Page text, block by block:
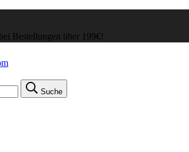
Bestellungen über 199€!
Suche